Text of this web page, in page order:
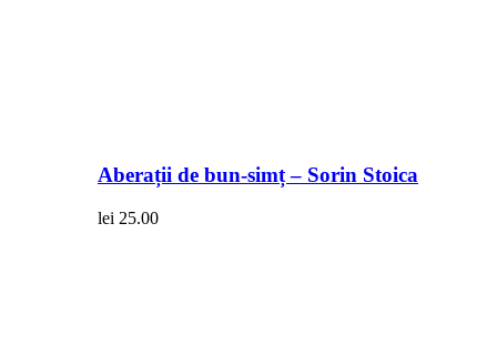
Aberații de bun-simț – Sorin Stoica
lei 25.00